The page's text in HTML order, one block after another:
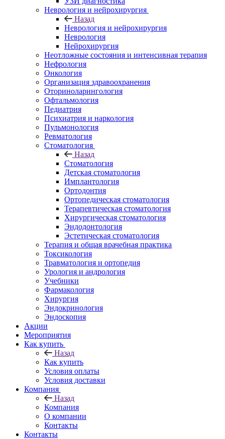
Неврология и нейрохирургия
Назад
Неврология и нейрохирургия
Неврология
Нейрохирургия
Неотложные состояния и интенсивная терапия
Нефрология
Онкология
Организация здравоохранения
Оториноларингология
Офтальмология
Педиатрия
Психиатрия и наркология
Пульмонология
Ревматология
Стоматология
Назад
Стоматология
Детская стоматология
Имплантология
Ортодонтия
Ортопедическая стоматология
Терапевтическая стоматология
Хирургическая стоматология
Эндодонтология
Эстетическая стоматология
Терапия и общая врачебная практика
Токсикология
Травматология и ортопедия
Урология и андрология
Учебники
Фармакология
Хирургия
Эндокринология
Эндоскопия
Акции
Мероприятия
Как купить
Назад
Как купить
Условия оплаты
Условия доставки
Компания
Назад
Компания
О компании
Контакты
Контакты